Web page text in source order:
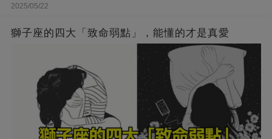
2025/05/22
獅子座的四大「致命弱點」，能懂的才是真愛